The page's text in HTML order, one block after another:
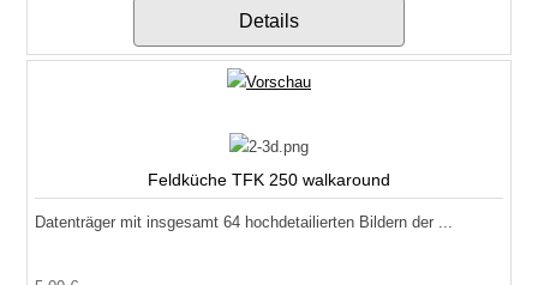
Details
Feldküche TFK 250 walkaround
Datenträger mit insgesamt 64 hochdetailierten Bildern der ...